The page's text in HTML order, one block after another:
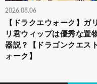
2026.08.06
【ドラクエウォーク】ガ
リ君ウィップは優秀な置
器説？【ドラゴンクエス
ォーク】